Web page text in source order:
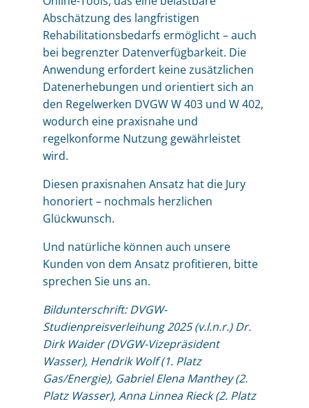
Abschätzung des langfristigen
Rehabilitationsbedarfs ermöglicht – auch
bei begrenzter Datenverfügbarkeit. Die
Anwendung erfordert keine zusätzlichen
Datenerhebungen und orientiert sich an
den Regelwerken DVGW W 403 und W 402,
wodurch eine praxisnahe und
regelkonforme Nutzung gewährleistet
wird.
Diesen praxisnahen Ansatz hat die Jury
honoriert – nochmals herzlichen
Glückwunsch.
Und natürliche können auch unsere
Kunden von dem Ansatz profitieren, bitte
sprechen Sie uns an.
Bildunterschrift: DVGW-
Studienpreisverleihung 2025 (v.l.n.r.) Dr.
Dirk Waider (DVGW-Vizepräsident
Wasser), Hendrik Wolf (1. Platz
Gas/Energie), Gabriel Elena Manthey (2.
Platz Wasser), Anna Linnea Rieck (2. Platz